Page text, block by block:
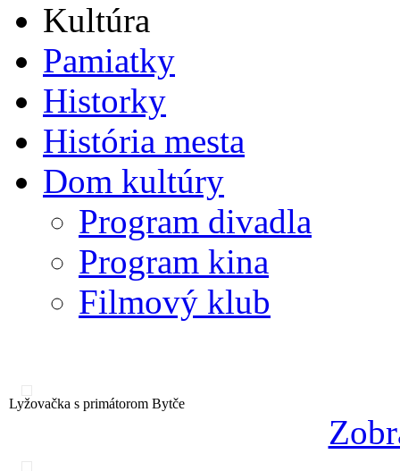
Kultúra
Pamiatky
Historky
História mesta
Dom kultúry
Program divadla
Program kina
Filmový klub
Lyžovačka s primátorom Bytče